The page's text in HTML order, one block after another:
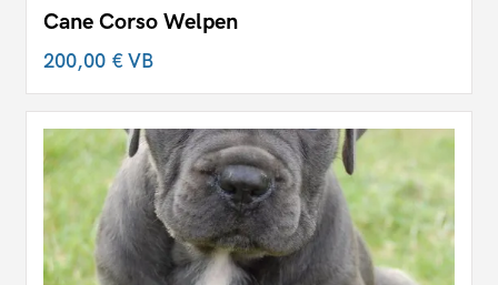
Cane Corso Welpen
200,00 €VB